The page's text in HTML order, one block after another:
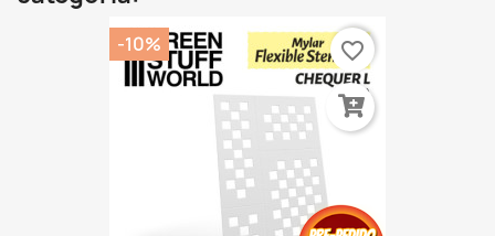
-10% favorite_border